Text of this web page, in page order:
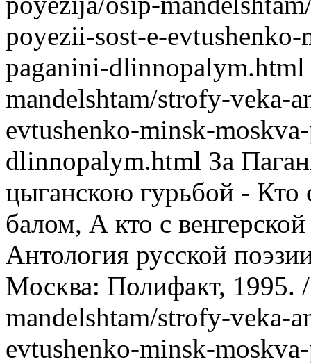
poyezii-sost-e-
paganini-dlinnopalym.html
mandelshtam/strofy-veka-
evtushenko-minsk-
dlinnopalym.html За
цыганскою гурьбой - Кто
балом, А кто с
Антология русской
Москва: Полифакт, 1995.
mandelshtam/strofy-veka-
evtushenko-minsk-